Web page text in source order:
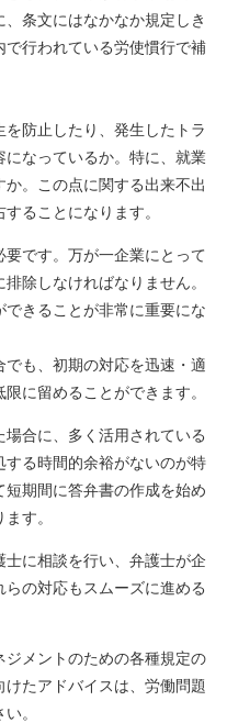
条文にはなかなか規定しき
行われている労使慣行で補
防止したり、発生したトラ
なっているか。特に、就業
。この点に関する出来不出
ることになります。
です。万が一企業にとって
除しなければなりません。
きることが非常に重要にな
も、初期の対応を迅速・適
に留めることができます。
合に、多く活用されている
る時間的余裕がないのが特
期間に答弁書の作成を始め
す。
に相談を行い、弁護士が企
の対応もスムーズに進める
メントのための各種規定の
たアドバイスは、労働問題
。